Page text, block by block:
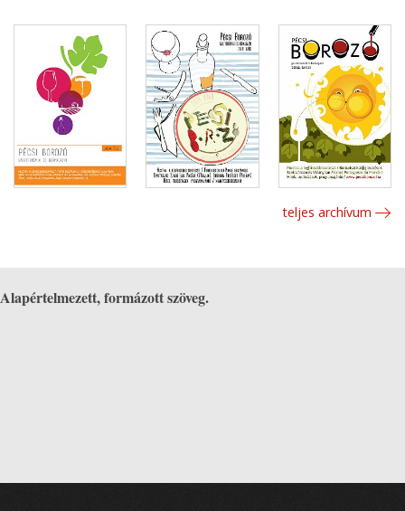
teljes archívum
Alapértelmezett, formázott szöveg.